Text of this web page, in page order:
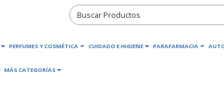
PERFUMES Y COSMÉTICA CUIDADO E HIGIENE PARAFARMACIA
MÁS CATEGORÍAS